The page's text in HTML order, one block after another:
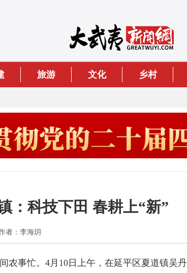
旅游 文化 乡村
：科技下田 春耕上“新”
者：李海玥
农事忙。4月10日上午，在延平区夏道镇吴